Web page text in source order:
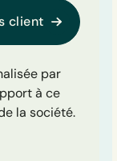
client
par
à ce
la société.